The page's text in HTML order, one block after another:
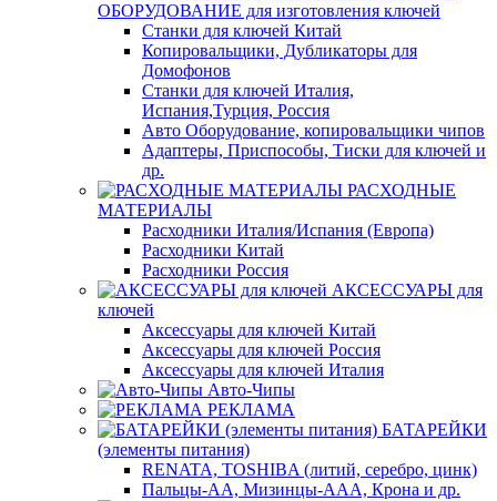
ОБОРУДОВАНИЕ для изготовления ключей
Станки для ключей Китай
Копировальщики, Дубликаторы для
Домофонов
Станки для ключей Италия,
Испания,Турция, Россия
Авто Оборудование, копировальщики чипов
Адаптеры, Приспособы, Тиски для ключей и
др.
РАСХОДНЫЕ
МАТЕРИАЛЫ
Расходники Италия/Испания (Европа)
Расходники Китай
Расходники Россия
АКСЕССУАРЫ для
ключей
Аксессуары для ключей Китай
Аксессуары для ключей Россия
Аксессуары для ключей Италия
Авто-Чипы
РЕКЛАМА
БАТАРЕЙКИ
(элементы питания)
RENATA, TOSHIBA (литий, серебро, цинк)
Пальцы-АА, Мизинцы-ААА, Крона и др.